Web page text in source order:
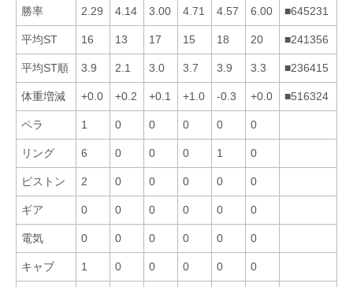
勝率 2.29 4.14 3.00 4.71 4.57 6.00 ■645231
平均ST 16 13 17 15 18 20 ■241356
平均ST順 3.9 2.1 3.0 3.7 3.9 3.3 ■236415
体重増減 +0.0 +0.2 +0.1 +1.0 -0.3 +0.0 ■516324
ペラ 1 0 0 0 0 0
リング 6 0 0 0 1 0
ピストン 2 0 0 0 0 0
ギア 0 0 0 0 0 0
電気 0 0 0 0 0 0
キャブ 1 0 0 0 0 0